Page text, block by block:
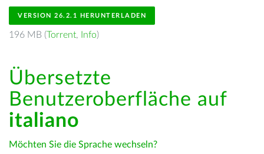
VERSION 26.2.1 HERUNTERLADEN
196 MB (Torrent, Info)
Übersetzte
Benutzeroberfläche auf
italiano
Möchten Sie die Sprache wechseln?